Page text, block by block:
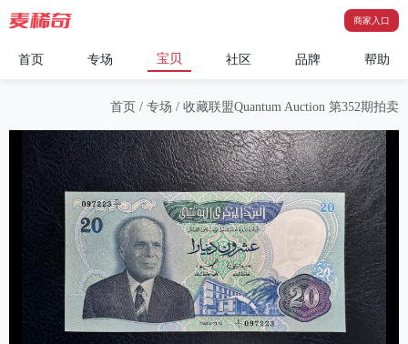
商家入口
首页 专场 宝贝 社区 品牌 帮助
首页 / 专场 / 收藏联盟Quantum Auction 第352期拍卖